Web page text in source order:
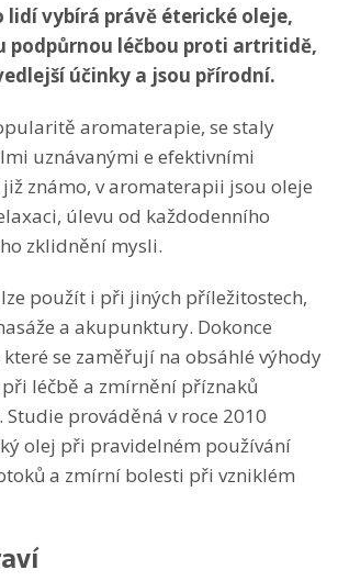
lidí vybírá právě éterické oleje,
podpůrnou léčbou proti artritidě,
účinky a jsou přírodní.
aromaterapie, se staly
uznávanými e efektivními
známo, v aromaterapii jsou oleje
úlevu od každodenního
zklidnění mysli.
použít i při jiných příležitostech,
a akupunktury. Dokonce
se zaměřují na obsáhlé výhody
léčbě a zmírnění příznaků
Studie prováděná v roce 2010
olej při pravidelném používání
a zmírní bolesti při vzniklém